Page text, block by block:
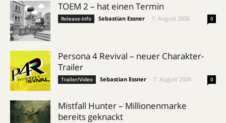
TOEM 2 – hat einen Termin
Release-Info Sebastian Essner 7. August 2026 0
Persona 4 Revival – neuer Charakter-
Trailer
Trailer/Video Sebastian Essner 7. August 2026 0
Mistfall Hunter – Millionenmarke
bereits geknackt